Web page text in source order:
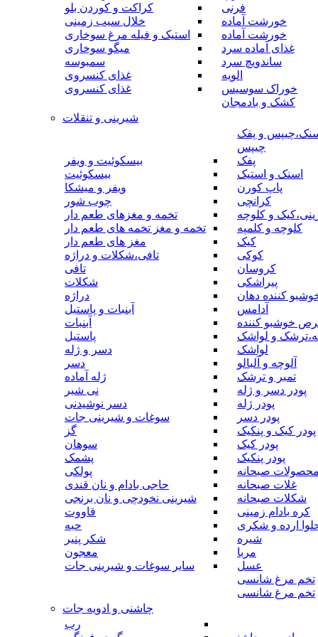
فرنی
خورشت آماده
خورشت آماده
غذای آماده سرد
ساندویچ سرد
الویه
خوراک سوسیس
کشک و بادمجان
کراکت و کوردن بلو
خلال سیب زمینی
استیک و فیله مرغ سوخاری
میگو سوخاری
سمبوسه
غذای کنسروی
غذای کنسروی
شیرینی و تنقلات
و پفک
چیپس
پفک
اسنک و استیک
پاپ کورن
کرانچی
و کلوچه
کلوچه و کلمپه
کیک
کوکی
کروسان
پیراشکی
کننده دهان
آدامس
خوشبو کننده
و لواشک
لواشک
آلوچه و آلبالو
تمبر و ترشک
پودر دسر و ژله
پودر ژله
پودر دسر
پودر کیک و پنکیک
پودر کیک
پودر پنکیک
محصولات صبحانه
غلات صبحانه
شکلات صبحانه
کره بادام زمینی
ارده و شکری
شیره
مربا
عسل
تخم مرغ شانسی
تخم مرغ شانسی
بیسکوئیت و ویفر
بیسکوئیت
ویفر و میشکا
چوب شور
تخمه و مغزهای طعم دار
تخمه و مغز تخمه های طعم دار
مغز های طعم دار
تافی،شکلات و دراژه
تافی
شکلات
دراژه
آبنبات و پاستیل
آبنبات
پاستیل
دسر و ژله
دسر
ژله آماده
نی شیر
دسر نوشیدنی
سوغات و شیرینی جات
گز
سوهان
پشمک
پولکی
حاجی بادام و نان قندی
شیرینی نخودچی و نان برنجی
قاووت
حبه
شکر پنیر
معجون
سایر سوغات و شیرینی جات
چاشنی و ادویه جات
رب